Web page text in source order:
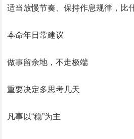
适当放慢节奏、保持作息规律，比
本命年日常建议
做事留余地，不走极端
重要决定多思考几天
凡事以“稳”为主